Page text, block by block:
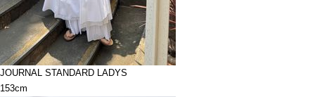
JOURNAL STANDARD LADYS
153cm